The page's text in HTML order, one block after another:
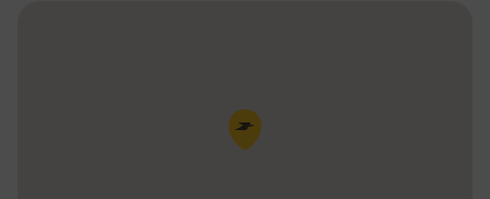
Pin de la carte